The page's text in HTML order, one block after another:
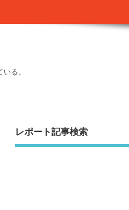
る。
レポート記事検索